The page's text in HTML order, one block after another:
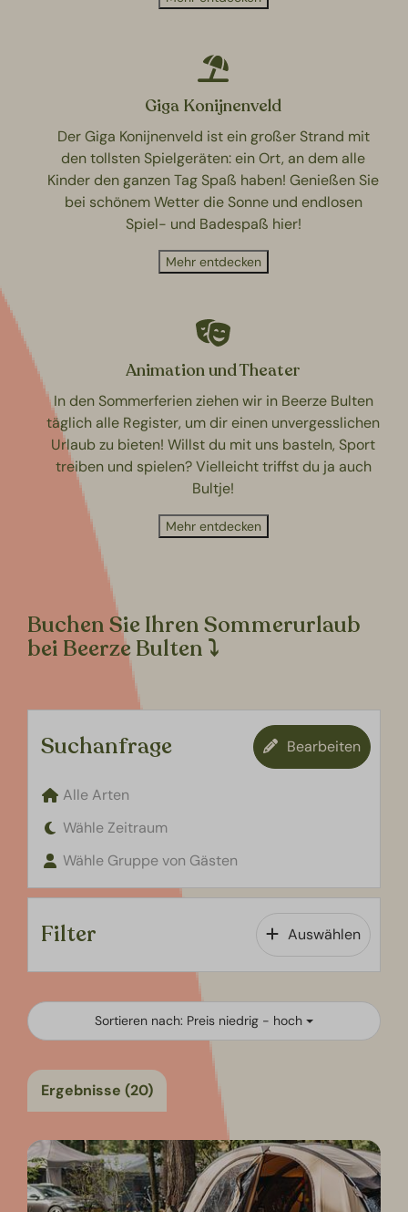
Giga Konijnenveld
Der Giga Konijnenveld ist ein großer Strand mit
den tollsten Spielgeräten: ein Ort, an dem alle
Kinder den ganzen Tag Spaß haben! Genießen Sie
bei schönem Wetter die Sonne und endlosen
Spiel- und Badespaß hier!
Mehr entdecken
Animation und Theater
In den Sommerferien ziehen wir in Beerze Bulten
täglich alle Register, um dir einen unvergesslichen
Urlaub zu bieten! Willst du mit uns basteln, Sport
treiben und spielen? Vielleicht triffst du ja auch
Bultje!
Mehr entdecken
Buchen Sie Ihren Sommerurlaub
bei Beerze Bulten ⤵
Suchanfrage Bearbeiten
Alle Arten
Wähle Zeitraum
Wähle Gruppe von Gästen
Filter Auswählen
Sortieren nach: Preis niedrig - hoch
Ergebnisse (20)